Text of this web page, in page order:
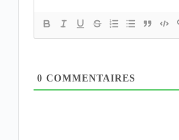
0 COMMENTAIRES